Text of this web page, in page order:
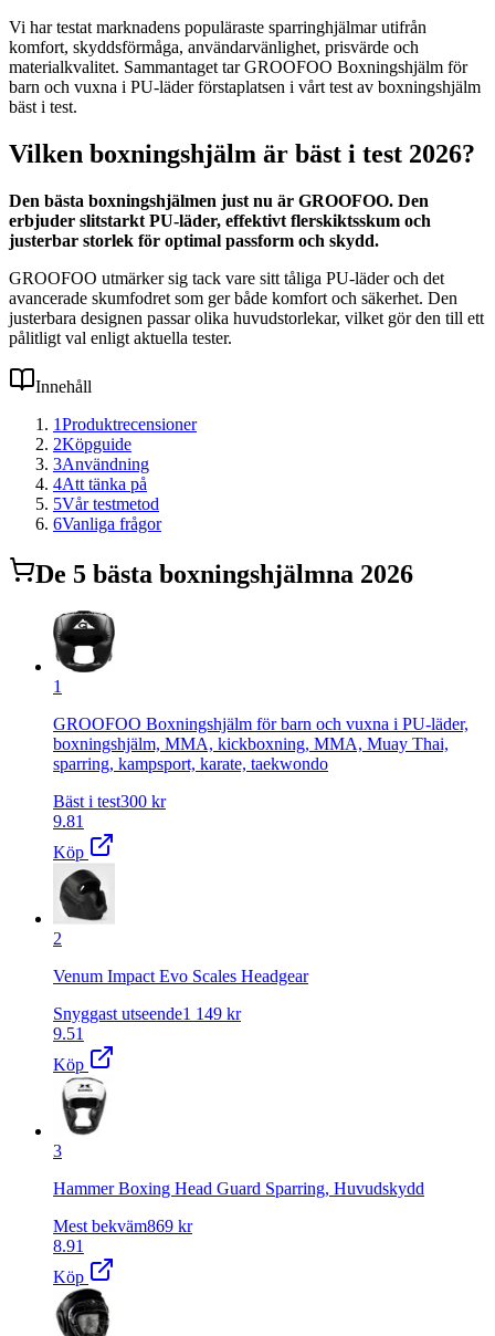
Vi har testat marknadens populäraste sparringhjälmar utifrån
komfort, skyddsförmåga, användarvänlighet, prisvärde och
materialkvalitet. Sammantaget tar GROOFOO Boxningshjälm för
barn och vuxna i PU-läder förstaplatsen i vårt test av boxningshjälm
bäst i test.
Vilken boxningshjälm är bäst i test 2026?
Den bästa boxningshjälmen just nu är GROOFOO. Den
erbjuder slitstarkt PU-läder, effektivt flerskiktsskum och
justerbar storlek för optimal passform och skydd.
GROOFOO utmärker sig tack vare sitt tåliga PU-läder och det
avancerade skumfodret som ger både komfort och säkerhet. Den
justerbara designen passar olika huvudstorlekar, vilket gör den till ett
pålitligt val enligt aktuella tester.
Innehåll
1Produktrecensioner
2Köpguide
3Användning
4Att tänka på
5Vår testmetod
6Vanliga frågor
De 5 bästa boxningshjälmna 2026
1
GROOFOO Boxningshjälm för barn och vuxna i PU-läder,
boxningshjälm, MMA, kickboxning, MMA, Muay Thai,
sparring, kampsport, karate, taekwondo
Bäst i test300 kr
9.81
Köp
2
Venum Impact Evo Scales Headgear
Snyggast utseende1 149 kr
9.51
Köp
3
Hammer Boxing Head Guard Sparring, Huvudskydd
Mest bekväm869 kr
8.91
Köp